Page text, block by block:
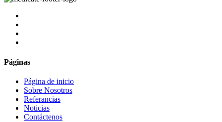
Páginas
Página de inicio
Sobre Nosotros
Referancias
Noticias
Contáctenos